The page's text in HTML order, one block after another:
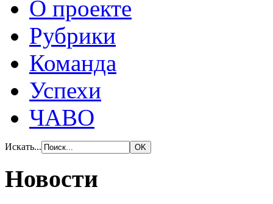
О проекте
Рубрики
Команда
Успехи
ЧАВО
Искать...
Новости